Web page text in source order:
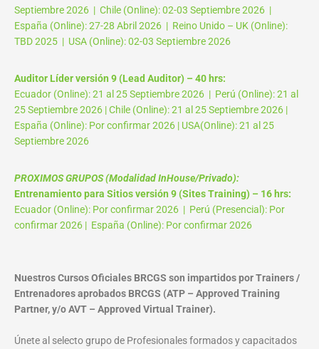
Septiembre 2026 | Chile (Online): 02-03 Septiembre 2026 |
España (Online): 27-28 Abril 2026 | Reino Unido – UK (Online):
TBD 2025 | USA (Online): 02-03 Septiembre 2026
Auditor Líder versión 9 (Lead Auditor) – 40 hrs:
Ecuador (Online): 21 al 25 Septiembre 2026 | Perú (Online): 21 al
25 Septiembre 2026 | Chile (Online): 21 al 25 Septiembre 2026 |
España (Online): Por confirmar 2026 | USA(Online): 21 al 25
Septiembre 2026
PROXIMOS GRUPOS (Modalidad InHouse/Privado):
Entrenamiento para Sitios versión 9 (Sites Training) – 16 hrs:
Ecuador (Online): Por confirmar 2026 | Perú (Presencial): Por
confirmar 2026 | España (Online): Por confirmar 2026
Nuestros Cursos Oficiales BRCGS son impartidos por Trainers /
Entrenadores aprobados BRCGS (ATP – Approved Training
Partner, y/o AVT – Approved Virtual Trainer).
Únete al selecto grupo de Profesionales formados y capacitados